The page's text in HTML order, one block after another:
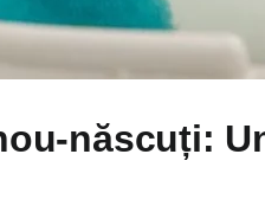
născuți: